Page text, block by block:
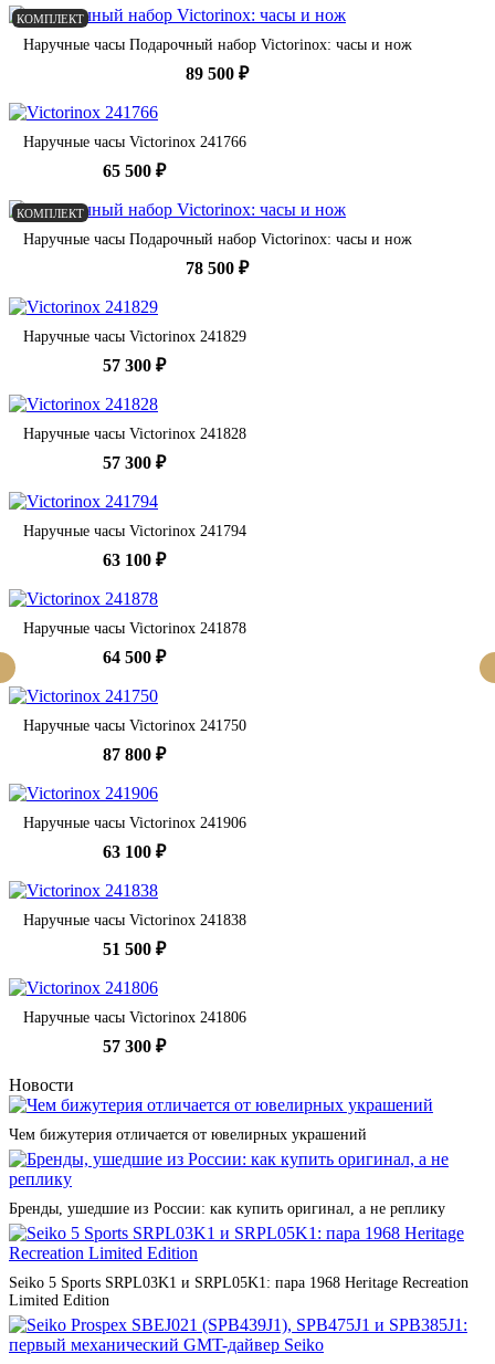
КОМПЛЕКТ
Наручные часы Подарочный набор Victorinox: часы и нож
89 500 ₽
Наручные часы Victorinox 241766
65 500 ₽
КОМПЛЕКТ
Наручные часы Подарочный набор Victorinox: часы и нож
78 500 ₽
Наручные часы Victorinox 241829
57 300 ₽
Наручные часы Victorinox 241828
57 300 ₽
Наручные часы Victorinox 241794
63 100 ₽
Наручные часы Victorinox 241878
64 500 ₽
Наручные часы Victorinox 241750
87 800 ₽
Наручные часы Victorinox 241906
63 100 ₽
Наручные часы Victorinox 241838
51 500 ₽
Наручные часы Victorinox 241806
57 300 ₽
Новости
Чем бижутерия отличается от ювелирных украшений
Бренды, ушедшие из России: как купить оригинал, а не реплику
Seiko 5 Sports SRPL03K1 и SRPL05K1: пара 1968 Heritage Recreation
Limited Edition